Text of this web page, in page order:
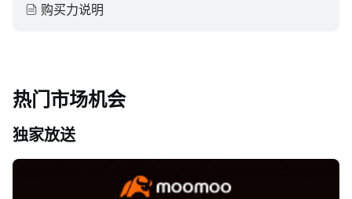
购买力说明
热门市场机会
独家放送